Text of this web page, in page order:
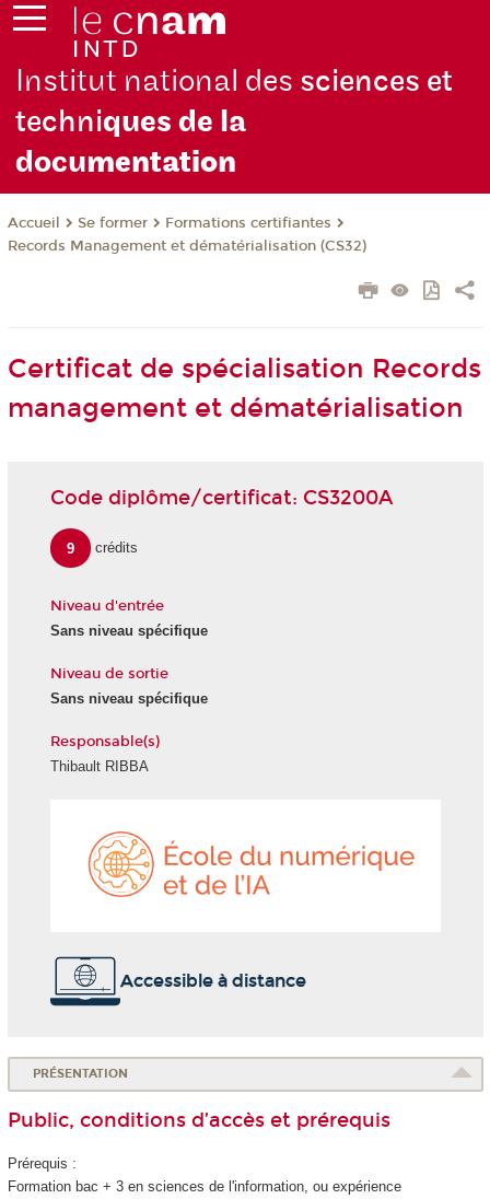
Institut national des sciences et
techniques de la
documentation
Accueil Se former
Formations certifiantes
Records Management et dématérialisation (CS32)
Certificat de spécialisation Records
management et dématérialisation
Code diplôme/certificat: CS3200A
9 crédits
Niveau d'entrée
Sans niveau spécifique
Niveau de sortie
Sans niveau spécifique
Responsable(s)
Thibault RIBBA
Accessible à distance
PRÉSENTATION
Public, conditions d’accès et prérequis
Prérequis :
Formation bac + 3 en sciences de l'information, ou expérience